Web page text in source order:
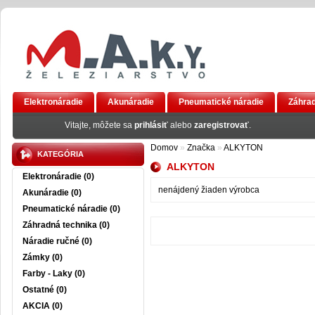
Vitajte, môžete sa prihlásiť alebo zaregistrovať.
Elektronáradie Akunáradie Pneumatické náradie
KATEGÓRIA
Elektronáradie (0)
Akunáradie (0)
Pneumatické náradie (0)
Záhradná technika (0)
Náradie ručné (0)
Zámky (0)
Farby - Laky (0)
Ostatné (0)
AKCIA (0)
Domov » Značka » ALKYTON
ALKYTON
nenájdený žiaden výrobca